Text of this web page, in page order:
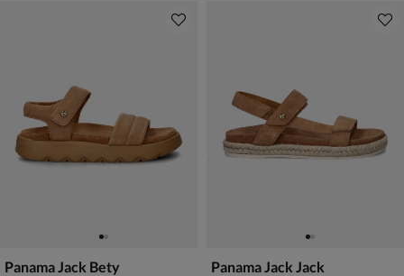
Panama Jack Bety Panama Jack Jack